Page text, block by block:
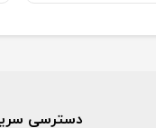
دسترسی